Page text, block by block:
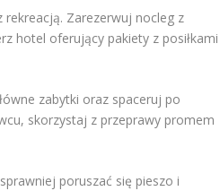
rekreacją. Zarezerwuj nocleg z
hotel oferujący pakiety z posiłkami
zabytki oraz spaceruj po
skorzystaj z przeprawy promem
poruszać się pieszo i